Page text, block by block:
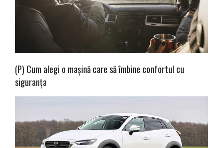
(P) Cum alegi o mașină care să îmbine confortul cu
siguranța